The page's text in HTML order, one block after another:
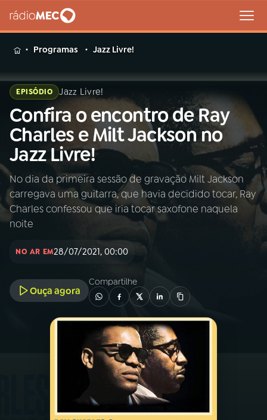
MENU
Buscar
na
Rádio
MEC
Buscar
Início AO VIVO
02A RÁDIO
03PROGRAMAÇÃO
PROGRAMAS
VIDEOCASTS
Programas Jazz Livre!
EPISÓDIO Jazz Livre!
Confira o encontro de Ray
Charles e Milt Jackson no
Jazz Livre!
No dia da primeira sessão de gravação Milt Jackson
carregava uma guitarra, que havia decidido tocar, Ray
Charles confessou que iria tocar saxofone naquela
noite
NO AR EM28/07/2021, 00:00
Ouça agora
Compartilhe